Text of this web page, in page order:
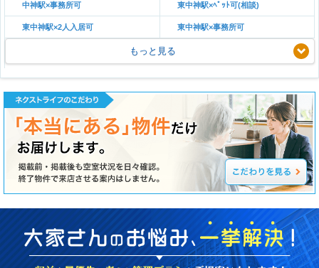
中神駅×事務所可 東中神駅×ﾍﾟｯﾄ可(相談)
東中神駅×2人入居可 東中神駅×事務所可
もっと見る